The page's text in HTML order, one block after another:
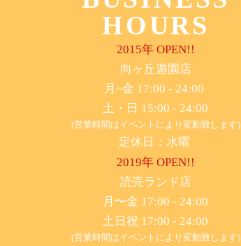
HOURS
2015年 OPEN!!
​向ヶ丘遊園店
月~金 17:00 - 24:00
土・日 15:00 - 24:00
(営業時間はイベントにより変動致します)
定休日：水曜
2019年 OPEN!!
​読売ランド店
月〜金 17:00 - 24:00
土日祝 17:00 - 24:00
(営業時間はイベントにより変動致します)